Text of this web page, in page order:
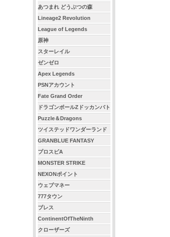
あつまれ どうぶつの森
Lineage2 Revolution
League of Legends
原神
スターレイル
ゼンゼロ
Apex Legends
PSNアカウント
Fate Grand Order
ドラゴンボールZドッカンバト
ル
Puzzle＆Dragons
ツイステッドワンダーランド
GRANBLUE FANTASY
プロスピA
MONSTER STRIKE
NEXONポイント
ウェブマネー
777タウン
ブレス
ContinentOfTheNinth
クローザーズ